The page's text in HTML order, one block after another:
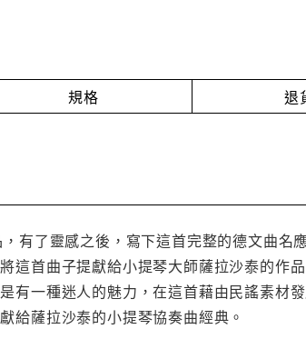
規格 退
了靈感之後，寫下這首完整的德文曲名
這首曲子提獻給小提琴大師薩拉沙泰的作
有一種迷人的魅力，在這首藉由民謠素材
給薩拉沙泰的小提琴協奏曲經典。